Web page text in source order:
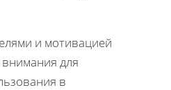
и мотивацией
для
в